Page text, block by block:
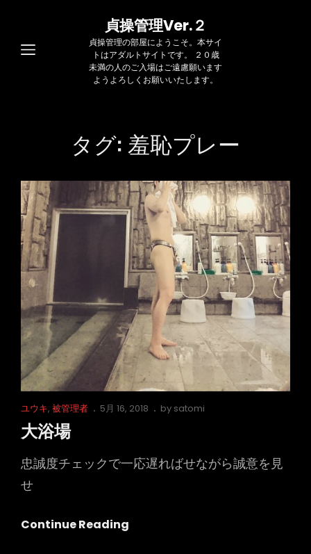
貞操管理Ver.２
貞操管理の部屋にようこそ。本サイ
トはアダルトサイトです。 ２０歳
未満の人のご入場はご遠慮願います
ようよろしくお願いいたします。
タグ:羞恥プレー
Cat
Links
ユウキ, 被管理者
Posted
5月 16, 2018 by satomi
大浴場
忠誠度チェックで一応遅ればせながら誠意を見
せ
Continue Reading